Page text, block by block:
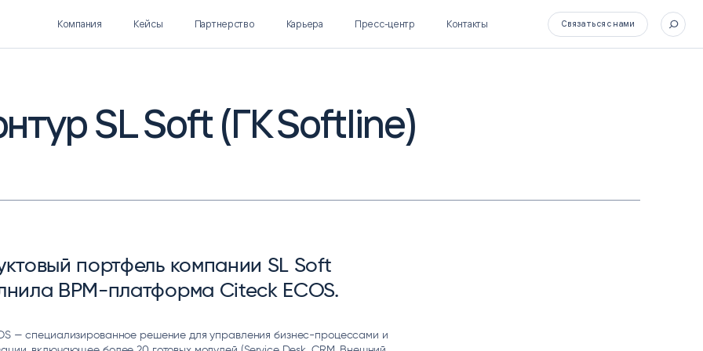
Компания Кейсы Партнерство Карьера Пресс-центр Контакты Связаться с нами
SL Soft (ГК Softline)
портфель компании SL Soft
BPM-платформа Citeck ECOS.
— специализированное решение для управления бизнес-процессами и